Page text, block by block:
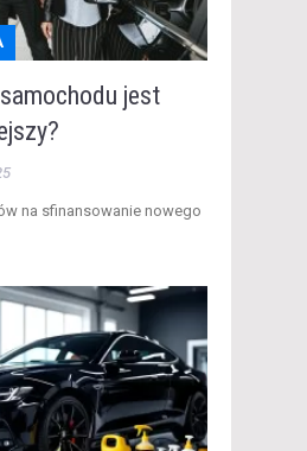
jest
na sfinansowanie nowego